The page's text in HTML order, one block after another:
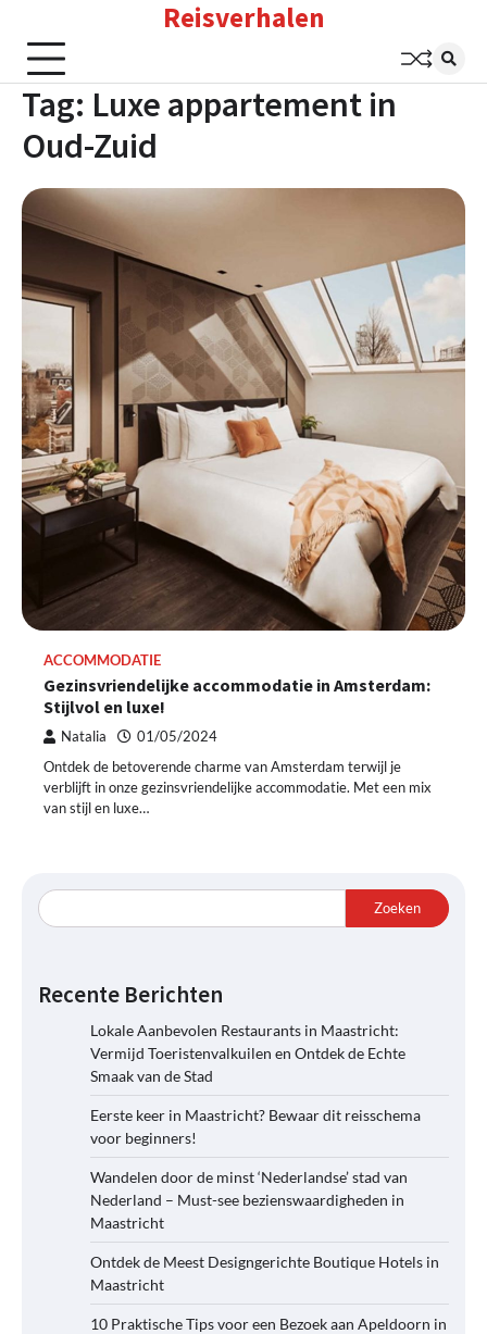
content
Reisverhalen
Tag: Luxe appartement in
Oud-Zuid
ACCOMMODATIE
Gezinsvriendelijke accommodatie in Amsterdam:
Stijlvol en luxe!
Natalia 01/05/2024
Ontdek de betoverende charme van Amsterdam terwijl je
verblijft in onze gezinsvriendelijke accommodatie. Met een mix
van stijl en luxe…
Zoeken
Recente Berichten
Lokale Aanbevolen Restaurants in Maastricht:
Vermijd Toeristenvalkuilen en Ontdek de Echte
Smaak van de Stad
Eerste keer in Maastricht? Bewaar dit reisschema
voor beginners!
Wandelen door de minst ‘Nederlandse’ stad van
Nederland – Must-see bezienswaardigheden in
Maastricht
Ontdek de Meest Designgerichte Boutique Hotels in
Maastricht
10 Praktische Tips voor een Bezoek aan Apeldoorn in